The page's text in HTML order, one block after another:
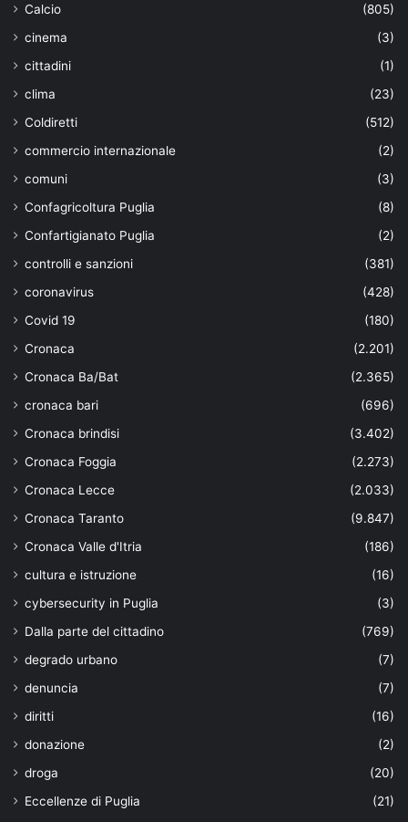
Calcio
(805)
cinema
(3)
cittadini
(1)
clima
(23)
Coldiretti
(512)
commercio internazionale
(2)
comuni
(3)
Confagricoltura Puglia
(8)
Confartigianato Puglia
(2)
controlli e sanzioni
(381)
coronavirus
(428)
Covid 19
(180)
Cronaca
(2.201)
Cronaca Ba/Bat
(2.365)
cronaca bari
(696)
Cronaca brindisi
(3.402)
Cronaca Foggia
(2.273)
Cronaca Lecce
(2.033)
Cronaca Taranto
(9.847)
Cronaca Valle d'Itria
(186)
cultura e istruzione
(16)
cybersecurity in Puglia
(3)
Dalla parte del cittadino
(769)
degrado urbano
(7)
denuncia
(7)
diritti
(16)
donazione
(2)
droga
(20)
Eccellenze di Puglia
(21)